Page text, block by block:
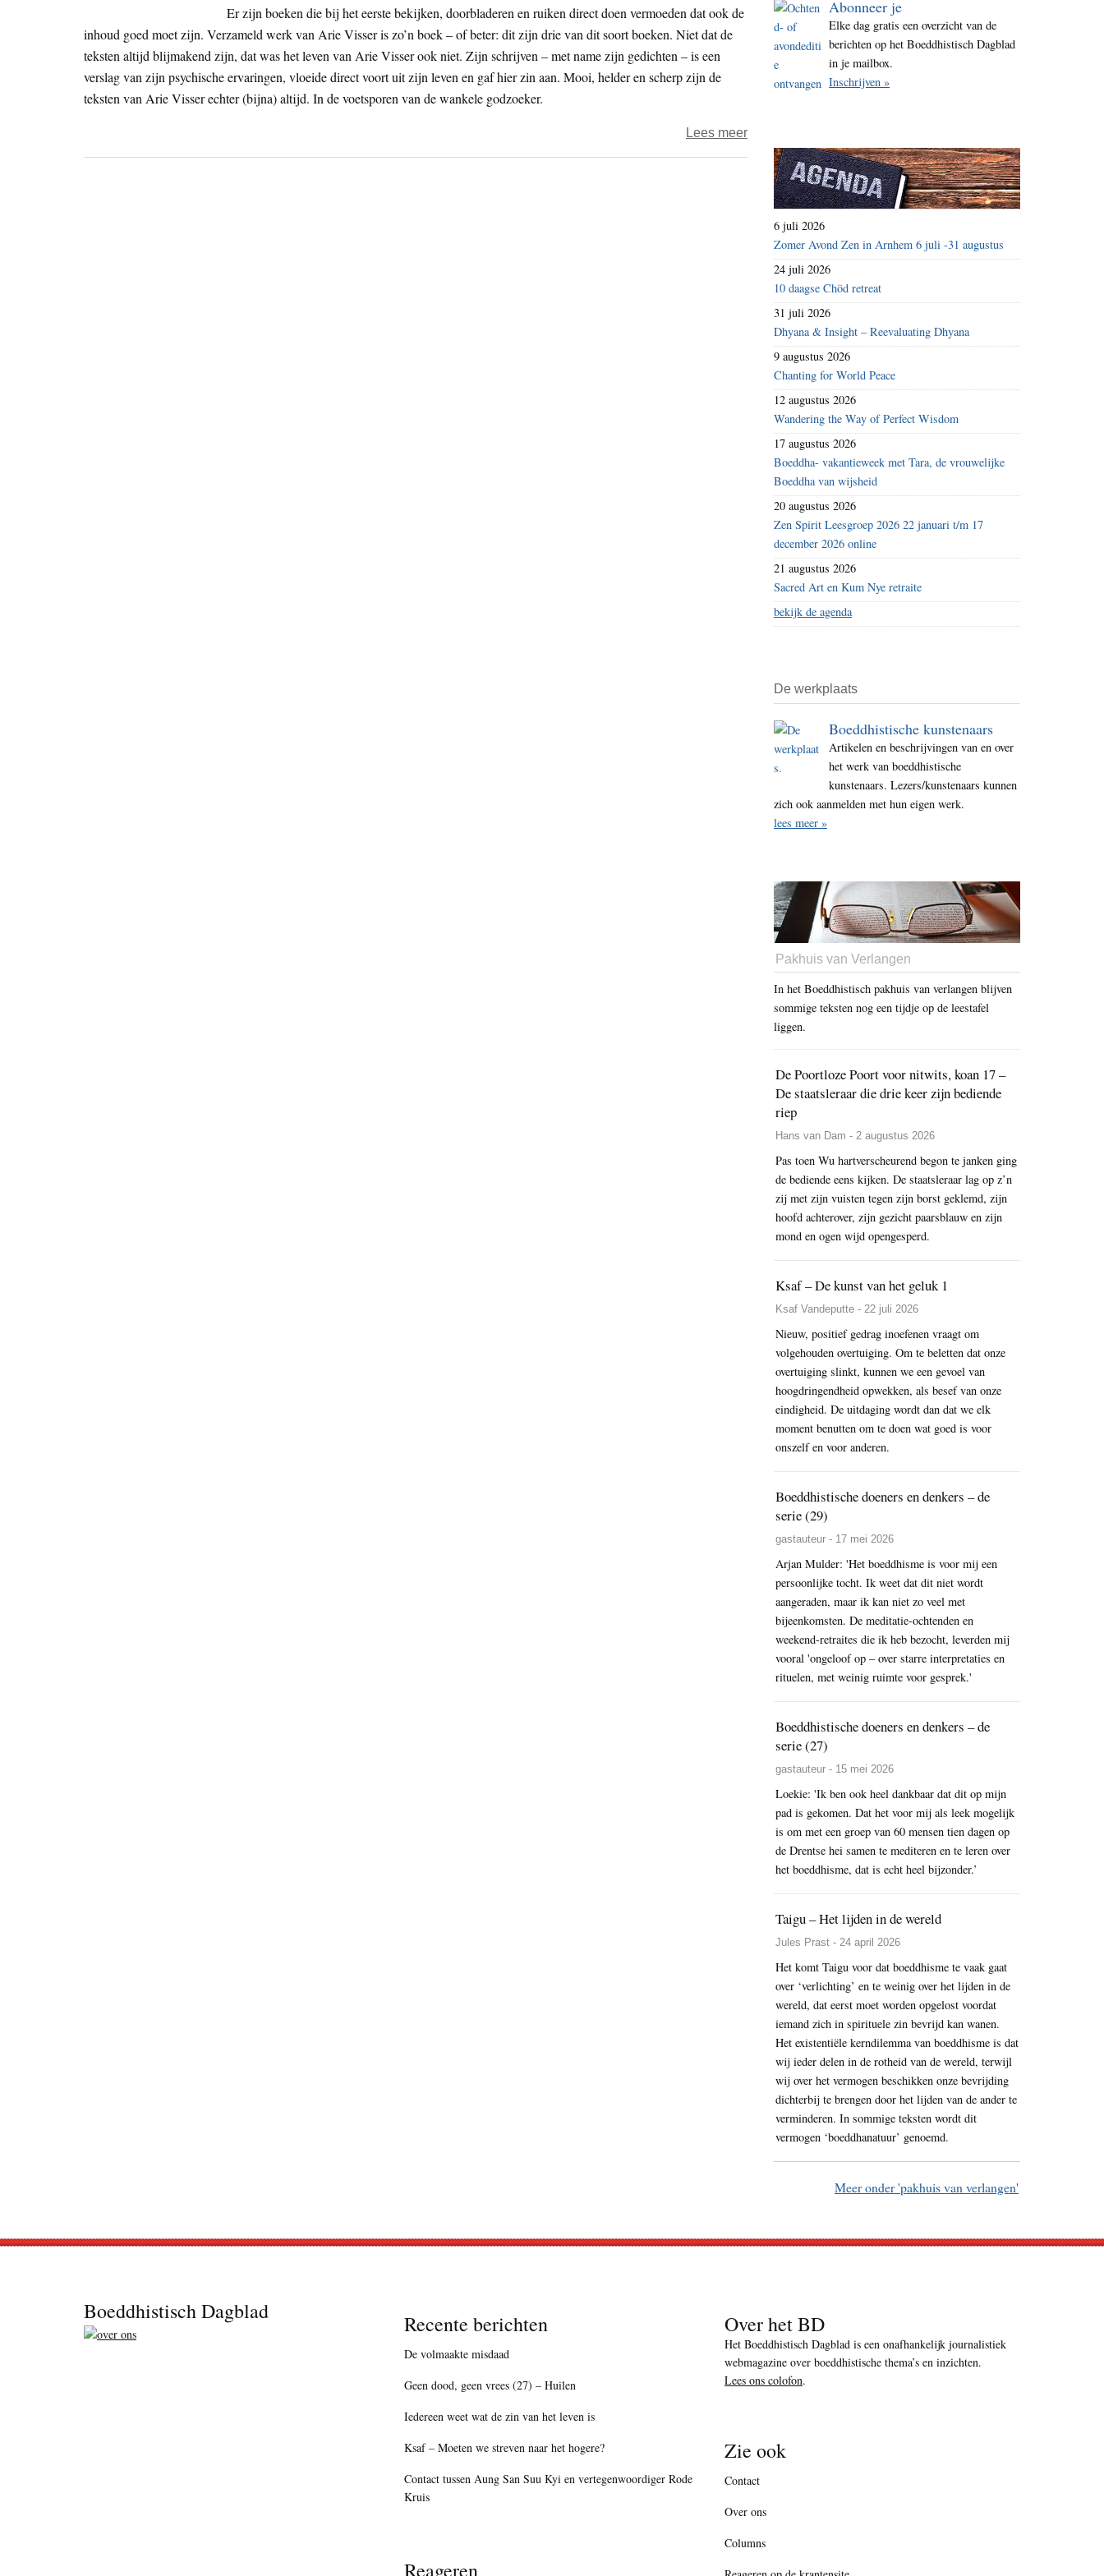
i
t
Er zijn boeken die bij het eerste bekijken, doorbladeren en ruiken direct doen vermoeden dat ook de
inhoud goed moet zijn. Verzameld werk van Arie Visser is zo’n boek – of beter: dit zijn drie van dit soort boeken. Niet dat de
teksten altijd blijmakend zijn, dat was het leven van Arie Visser ook niet. Zijn schrijven – met name zijn gedichten – is een
verslag van zijn psychische ervaringen, vloeide direct voort uit zijn leven en gaf hier zin aan. Mooi, helder en scherp zijn de
teksten van Arie Visser echter (bijna) altijd. In de voetsporen van de wankele godzoeker.
Lees meerover
Ronald
Hermsen
wankele
godzoeker
Abonneer je
Elke dag gratis een overzicht van de
berichten op het Boeddhistisch Dagblad
in je mailbox.
Inschrijven »
6 juli 2026
Zomer Avond Zen in Arnhem 6 juli -31 augustus
24 juli 2026
10 daagse Chöd retreat
31 juli 2026
Dhyana & Insight – Reevaluating Dhyana
9 augustus 2026
Chanting for World Peace
12 augustus 2026
Wandering the Way of Perfect Wisdom
17 augustus 2026
Boeddha- vakantieweek met Tara, de vrouwelijke
Boeddha van wijsheid
20 augustus 2026
Zen Spirit Leesgroep 2026 22 januari t/m 17
december 2026 online
21 augustus 2026
Sacred Art en Kum Nye retraite
bekijk de agenda
De werkplaats
Boeddhistische kunstenaars
Artikelen en beschrijvingen van en over
het werk van boeddhistische
kunstenaars. Lezers/kunstenaars kunnen
zich ook aanmelden met hun eigen werk.
lees meer »
Pakhuis van Verlangen
In het Boeddhistisch pakhuis van verlangen blijven
sommige teksten nog een tijdje op de leestafel
liggen.
De Poortloze Poort voor nitwits, koan 17 –
De staatsleraar die drie keer zijn bediende
riep
Hans van Dam - 2 augustus 2026
Pas toen Wu hartverscheurend begon te janken ging
de bediende eens kijken. De staatsleraar lag op z’n
zij met zijn vuisten tegen zijn borst geklemd, zijn
hoofd achterover, zijn gezicht paarsblauw en zijn
mond en ogen wijd opengesperd.
Ksaf – De kunst van het geluk 1
Ksaf Vandeputte - 22 juli 2026
Nieuw, positief gedrag inoefenen vraagt om
volgehouden overtuiging. Om te beletten dat onze
overtuiging slinkt, kunnen we een gevoel van
hoogdringendheid opwekken, als besef van onze
eindigheid. De uitdaging wordt dan dat we elk
moment benutten om te doen wat goed is voor
onszelf en voor anderen.
Boeddhistische doeners en denkers – de
serie (29)
gastauteur - 17 mei 2026
Arjan Mulder: 'Het boeddhisme is voor mij een
persoonlijke tocht. Ik weet dat dit niet wordt
aangeraden, maar ik kan niet zo veel met
bijeenkomsten. De meditatie-ochtenden en
weekend-retraites die ik heb bezocht, leverden mij
vooral 'ongeloof op – over starre interpretaties en
rituelen, met weinig ruimte voor gesprek.'
Boeddhistische doeners en denkers – de
serie (27)
gastauteur - 15 mei 2026
Loekie: 'Ik ben ook heel dankbaar dat dit op mijn
pad is gekomen. Dat het voor mij als leek mogelijk
is om met een groep van 60 mensen tien dagen op
de Drentse hei samen te mediteren en te leren over
het boeddhisme, dat is echt heel bijzonder.’
Taigu – Het lijden in de wereld
Jules Prast - 24 april 2026
Het komt Taigu voor dat boeddhisme te vaak gaat
over ‘verlichting’ en te weinig over het lijden in de
wereld, dat eerst moet worden opgelost voordat
iemand zich in spirituele zin bevrijd kan wanen.
Het existentiële kerndilemma van boeddhisme is dat
wij ieder delen in de rotheid van de wereld, terwijl
wij over het vermogen beschikken onze bevrijding
dichterbij te brengen door het lijden van de ander te
verminderen. In sommige teksten wordt dit
vermogen ‘boeddhanatuur’ genoemd.
Meer onder 'pakhuis van verlangen'
Boeddhistisch Dagblad Recente berichten
De volmaakte misdaad
Geen dood, geen vrees (27) – Huilen
Iedereen weet wat de zin van het leven is
Ksaf – Moeten we streven naar het hogere?
Contact tussen Aung San Suu Kyi en vertegenwoordiger Rode
Kruis
Reageren
Over het BD
Het Boeddhistisch Dagblad is een onafhankelijk journalistiek
webmagazine over boeddhistische thema’s en inzichten.
Lees ons colofon.
Zie ook
Contact
Over ons
Columns